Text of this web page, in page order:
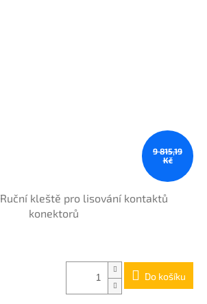
9 815,19
Kč
Ruční kleště pro lisování kontaktů
konektorů
Do košíku